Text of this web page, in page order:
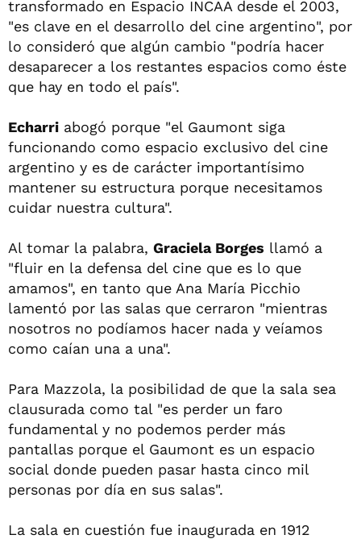
transformado en Espacio INCAA desde el 2003,
"es clave en el desarrollo del cine argentino", por
lo consideró que algún cambio "podría hacer
desaparecer a los restantes espacios como éste
que hay en todo el país".
Echarri abogó porque "el Gaumont siga
funcionando como espacio exclusivo del cine
argentino y es de carácter importantísimo
mantener su estructura porque necesitamos
cuidar nuestra cultura".
Al tomar la palabra, Graciela Borges llamó a
"fluir en la defensa del cine que es lo que
amamos", en tanto que Ana María Picchio
lamentó por las salas que cerraron "mientras
nosotros no podíamos hacer nada y veíamos
como caían una a una".
Para Mazzola, la posibilidad de que la sala sea
clausurada como tal "es perder un faro
fundamental y no podemos perder más
pantallas porque el Gaumont es un espacio
social donde pueden pasar hasta cinco mil
personas por día en sus salas".
La sala en cuestión fue inaugurada en 1912